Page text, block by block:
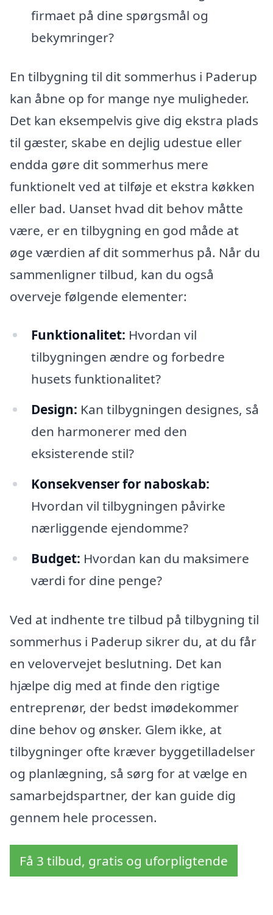
firmaet på dine spørgsmål og
bekymringer?
En tilbygning til dit sommerhus i Paderup
kan åbne op for mange nye muligheder.
Det kan eksempelvis give dig ekstra plads
til gæster, skabe en dejlig udestue eller
endda gøre dit sommerhus mere
funktionelt ved at tilføje et ekstra køkken
eller bad. Uanset hvad dit behov måtte
være, er en tilbygning en god måde at
øge værdien af dit sommerhus på. Når du
sammenligner tilbud, kan du også
overveje følgende elementer:
Funktionalitet: Hvordan vil
tilbygningen ændre og forbedre
husets funktionalitet?
Design: Kan tilbygningen designes, så
den harmonerer med den
eksisterende stil?
Konsekvenser for naboskab:
Hvordan vil tilbygningen påvirke
nærliggende ejendomme?
Budget: Hvordan kan du maksimere
værdi for dine penge?
Ved at indhente tre tilbud på tilbygning til
sommerhus i Paderup sikrer du, at du får
en velovervejet beslutning. Det kan
hjælpe dig med at finde den rigtige
entreprenør, der bedst imødekommer
dine behov og ønsker. Glem ikke, at
tilbygninger ofte kræver byggetilladelser
og planlægning, så sørg for at vælge en
samarbejdspartner, der kan guide dig
gennem hele processen.
Få 3 tilbud, gratis og uforpligtende